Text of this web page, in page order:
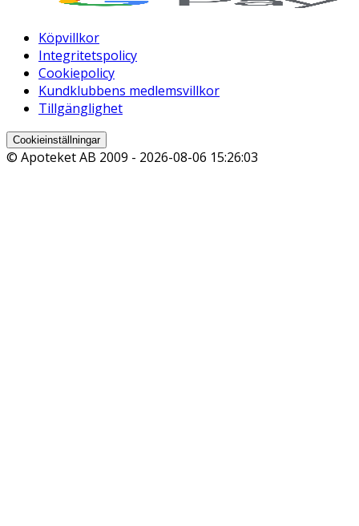
Köpvillkor
Integritetspolicy
Cookiepolicy
Kundklubbens medlemsvillkor
Tillgänglighet
Cookieinställningar
© Apoteket AB 2009 - 2026-08-06 15:26:03